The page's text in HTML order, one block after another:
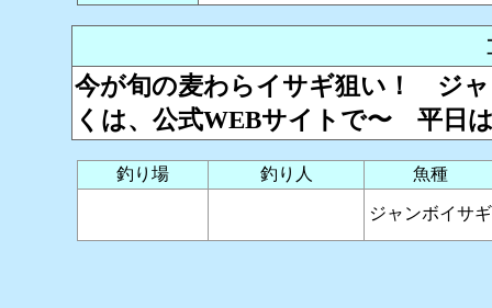
今が旬の麦わらイサギ狙い！ ジ
くは、公式WEBサイトで〜 平日
釣り場 釣り人 魚種
ジャンボイサギ